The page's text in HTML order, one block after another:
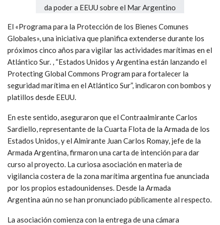
El «Programa para la Protección de los Bienes Comunes
Globales», una iniciativa que planifica extenderse durante los
próximos cinco años para vigilar las actividades marítimas en el
Atlántico Sur. , “Estados Unidos y Argentina están lanzando el
Protecting Global Commons Program para fortalecer la
seguridad marítima en el Atlántico Sur”, indicaron con bombos y
platillos desde EEUU.
En este sentido, aseguraron que el Contraalmirante Carlos
Sardiello, representante de la Cuarta Flota de la Armada de los
Estados Unidos, y el Almirante Juan Carlos Romay, jefe de la
Armada Argentina, firmaron una carta de intención para dar
curso al proyecto. La curiosa asociación en materia de
vigilancia costera de la zona marítima argentina fue anunciada
por los propios estadounidenses. Desde la Armada
Argentina aún no se han pronunciado públicamente al respecto.
La asociación comienza con la entrega de una cámara